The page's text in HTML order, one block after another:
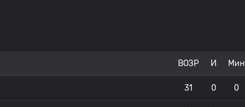
ВОЗР И Мин
31 0 0